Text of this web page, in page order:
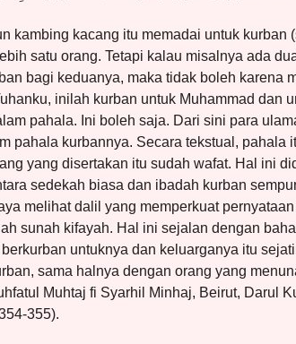
kambing kacang itu memadai untuk kurban
satu orang. Tetapi kalau misalnya ada
bagi keduanya, maka tidak boleh karena
inilah kurban untuk Muhammad dan
pahala. Ini boleh saja. Dari sini para
pahala kurbannya. Secara tekstual, pahala
yang disertakan itu sudah wafat. Hal ini
sedekah biasa dan ibadah kurban
melihat dalil yang memperkuat
sunah kifayah. Hal ini sejalan dengan
untuknya dan keluarganya itu
sama halnya dengan orang yang
Muhtaj fi Syarhil Minhaj, Beirut, Darul
355).